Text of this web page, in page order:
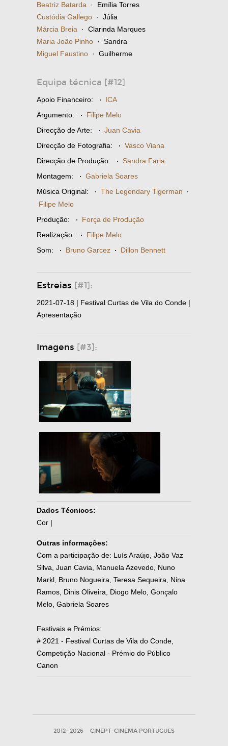
Beatriz Batarda · Emília Torres
Custódia Gallego · Júlia
Márcia Breia · Clarinda Marques
Maria João Pinho · Sandra
Miguel Faustino · Guilherme
Equipa técnica [#12]
Apoio Financeiro: · ICA
Argumento: · Filipe Melo
Direcção de Arte: · Juan Cavia
Direcção de Fotografia: · Vasco Viana
Direcção de Produção: · Sandra Faria
Montagem: · Gabriela Soares
Música Original: · The Legendary Tigerman ·
Filipe Melo
Produção: · Força de Produção
Realização: · Filipe Melo
Som: · Bruno Garcez · Dillon Bennett
Estreias [#1]:
2021-07-18 | Festival Curtas de Vila do Conde |
Apresentação
Imagens [#3]:
Dados Técnicos:
Cor |
Outras informações:
Com a participação de: Luís Araújo, João Vaz
Silva, Juan Cavia, Manuela Azevedo, Nuno
Markl, Bruno Nogueira, Teresa Sequeira, Nina
Ramos, Dinis Oliveira, Diogo Melo, Gonçalo
Melo, Gabriela Soares
Festivais e Prémios:
# 2021 - Festival Curtas de Vila do Conde,
Competição Nacional - Prémio do Público
Canon
2012—2026 CINEPT-CINEMA PORTUGUES